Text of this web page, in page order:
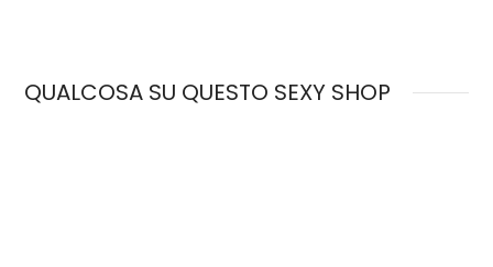
QUALCOSA SU QUESTO SEXY SHOP